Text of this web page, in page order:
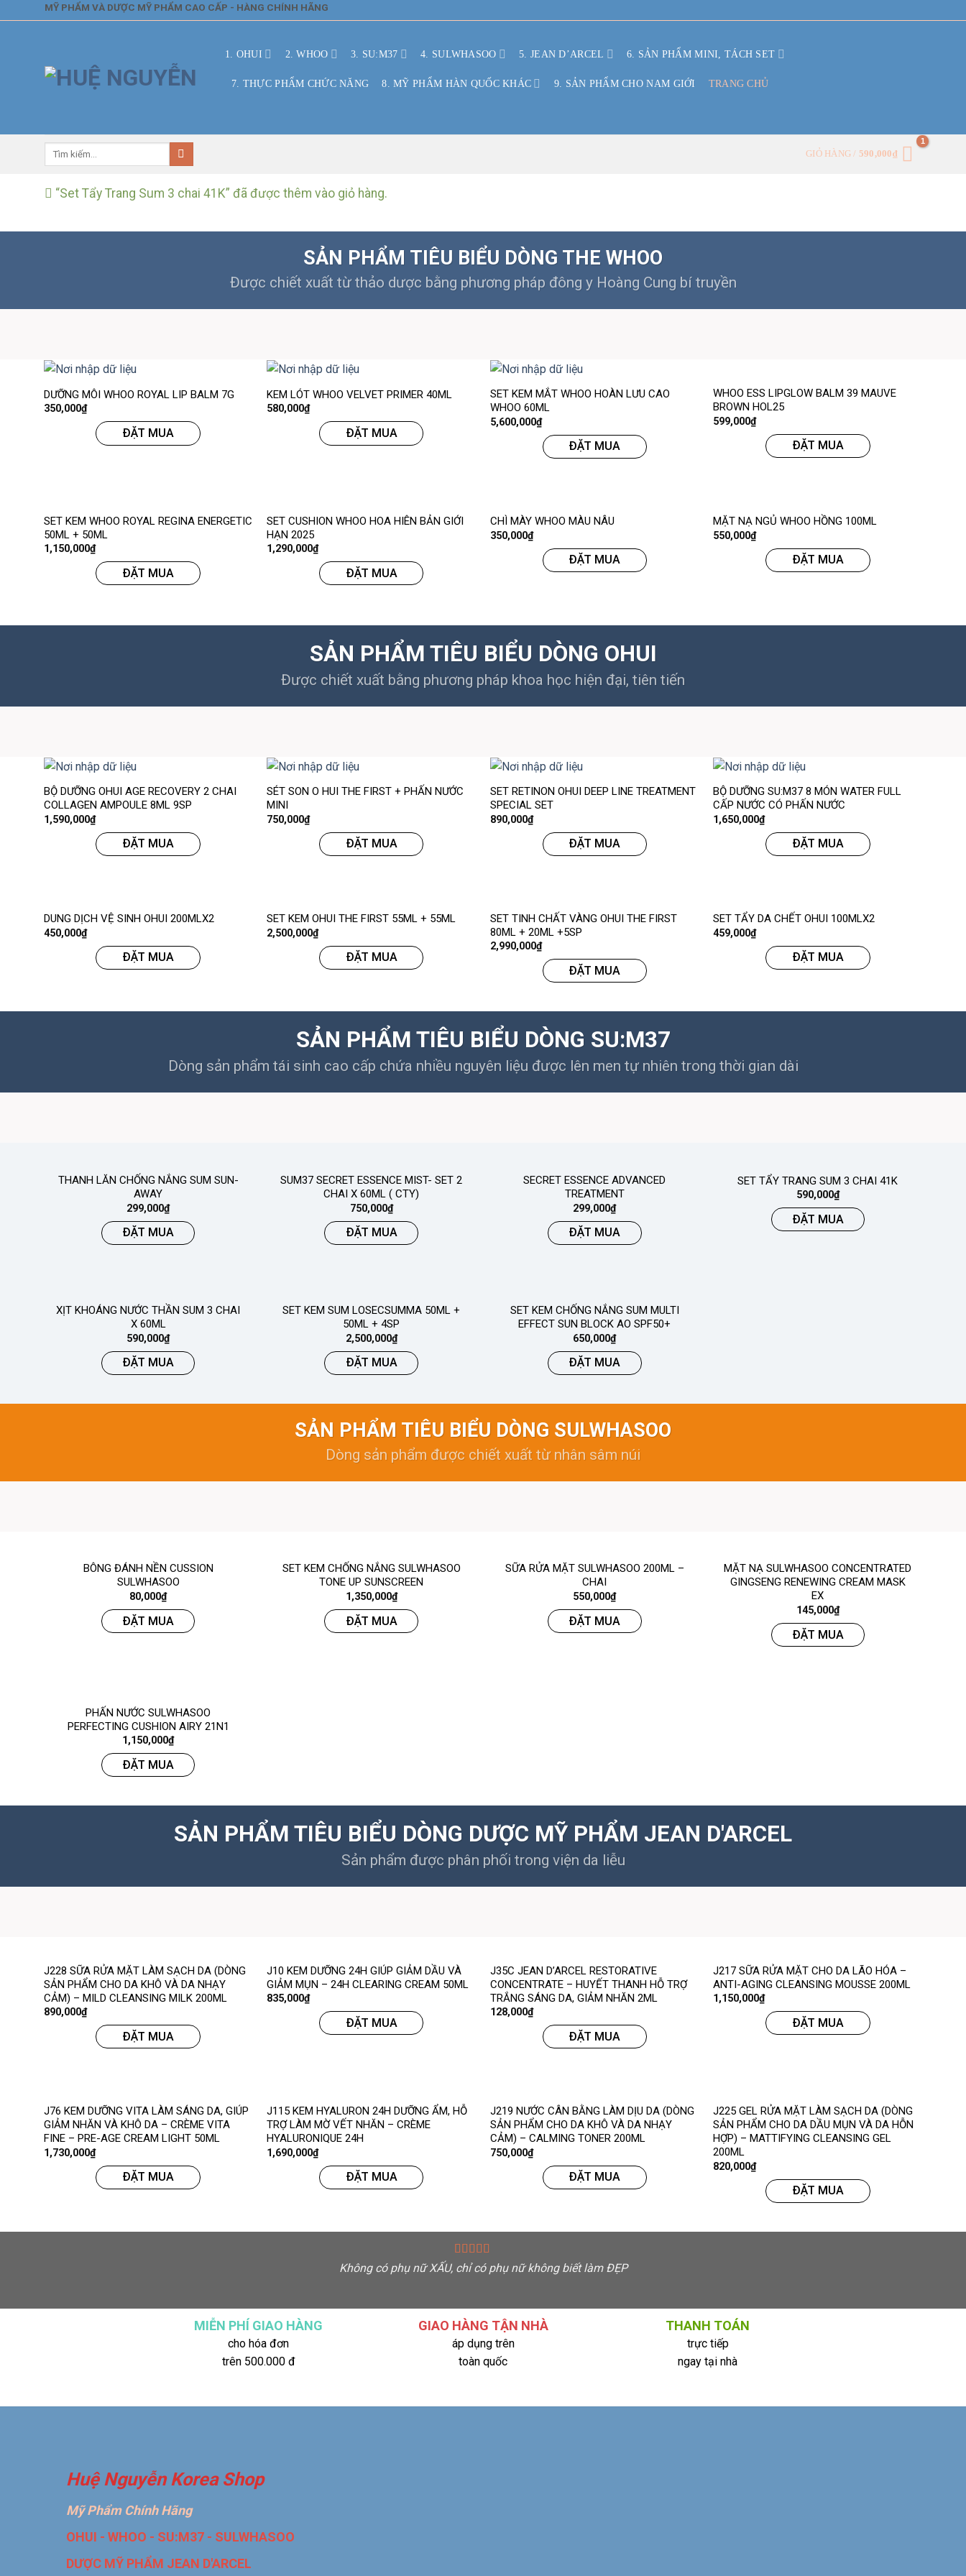
MỸ PHẨM VÀ DƯỢC MỸ PHẨM CAO CẤP - HÀNG CHÍNH HÃNG
1. OHUI 2. WHOO 3. SU:M37 4. SULWHASOO 5. JEAN D’ARCEL 6. SẢN PHẨM MINI, TÁCH SET
7. THỰC PHẨM CHỨC NĂNG 8. MỸ PHẨM HÀN QUỐC KHÁC 9. SẢN PHẨM CHO NAM GIỚI TRANG CHỦ
GIỎ HÀNG / 590,000₫
“Set Tẩy Trang Sum 3 chai 41K” đã được thêm vào giỏ hàng.
SẢN PHẨM TIÊU BIỂU DÒNG THE WHOO
Được chiết xuất từ thảo dược bằng phương pháp đông y Hoàng Cung bí truyền
DƯỠNG MÔI WHOO ROYAL LIP BALM 7G
350,000₫
ĐẶT MUA
KEM LÓT WHOO VELVET PRIMER 40ML
580,000₫
ĐẶT MUA
SET KEM MẮT WHOO HOÀN LƯU CAO
WHOO 60ML
5,600,000₫
ĐẶT MUA
WHOO ESS LIPGLOW BALM 39 MAUVE
BROWN HOL25
599,000₫
ĐẶT MUA
SET KEM WHOO ROYAL REGINA ENERGETIC
50ML + 50ML
1,150,000₫
ĐẶT MUA
SET CUSHION WHOO HOA HIÊN BẢN GIỚI
HẠN 2025
1,290,000₫
ĐẶT MUA
CHÌ MÀY WHOO MÀU NÂU
350,000₫
ĐẶT MUA
MẶT NẠ NGỦ WHOO HỒNG 100ML
550,000₫
ĐẶT MUA
SẢN PHẨM TIÊU BIỂU DÒNG OHUI
Được chiết xuất bằng phương pháp khoa học hiện đại, tiên tiến
BỘ DƯỠNG OHUI AGE RECOVERY 2 CHAI
COLLAGEN AMPOULE 8ML 9SP
1,590,000₫
ĐẶT MUA
SÉT SON O HUI THE FIRST + PHẤN NƯỚC
MINI
750,000₫
ĐẶT MUA
SET RETINON OHUI DEEP LINE TREATMENT
SPECIAL SET
890,000₫
ĐẶT MUA
BỘ DƯỠNG SU:M37 8 MÓN WATER FULL
CẤP NƯỚC CÓ PHẤN NƯỚC
1,650,000₫
ĐẶT MUA
DUNG DỊCH VỆ SINH OHUI 200MLX2
450,000₫
ĐẶT MUA
SET KEM OHUI THE FIRST 55ML + 55ML
2,500,000₫
ĐẶT MUA
SET TINH CHẤT VÀNG OHUI THE FIRST
80ML + 20ML +5SP
2,990,000₫
ĐẶT MUA
SET TẨY DA CHẾT OHUI 100MLX2
459,000₫
ĐẶT MUA
SẢN PHẨM TIÊU BIỂU DÒNG SU:M37
Dòng sản phẩm tái sinh cao cấp chứa nhiều nguyên liệu được lên men tự nhiên trong thời gian dài
THANH LĂN CHỐNG NẮNG SUM SUN-
AWAY
299,000₫
ĐẶT MUA
SUM37 SECRET ESSENCE MIST- SET 2
CHAI X 60ML ( CTY)
750,000₫
ĐẶT MUA
SECRET ESSENCE ADVANCED
TREATMENT
299,000₫
ĐẶT MUA
SET TẨY TRANG SUM 3 CHAI 41K
590,000₫
ĐẶT MUA
XỊT KHOÁNG NƯỚC THẦN SUM 3 CHAI
X 60ML
590,000₫
ĐẶT MUA
SET KEM SUM LOSECSUMMA 50ML +
50ML + 4SP
2,500,000₫
ĐẶT MUA
SET KEM CHỐNG NẮNG SUM MULTI
EFFECT SUN BLOCK AO SPF50+
650,000₫
ĐẶT MUA
SẢN PHẨM TIÊU BIỂU DÒNG SULWHASOO
Dòng sản phẩm được chiết xuất từ nhân sâm núi
BÔNG ĐÁNH NỀN CUSSION
SULWHASOO
80,000₫
ĐẶT MUA
SET KEM CHỐNG NẮNG SULWHASOO
TONE UP SUNSCREEN
1,350,000₫
ĐẶT MUA
SỮA RỬA MẶT SULWHASOO 200ML –
CHAI
550,000₫
ĐẶT MUA
MẶT NẠ SULWHASOO CONCENTRATED
GINGSENG RENEWING CREAM MASK
EX
145,000₫
ĐẶT MUA
PHẤN NƯỚC SULWHASOO
PERFECTING CUSHION AIRY 21N1
1,150,000₫
ĐẶT MUA
SẢN PHẨM TIÊU BIỂU DÒNG DƯỢC MỸ PHẨM JEAN D'ARCEL
Sản phẩm được phân phối trong viện da liễu
J228 SỮA RỬA MẶT LÀM SẠCH DA (DÒNG
SẢN PHẨM CHO DA KHÔ VÀ DA NHẠY
CẢM) – MILD CLEANSING MILK 200ML
890,000₫
ĐẶT MUA
J10 KEM DƯỠNG 24H GIÚP GIẢM DẦU VÀ
GIẢM MỤN – 24H CLEARING CREAM 50ML
835,000₫
ĐẶT MUA
J35C JEAN D’ARCEL RESTORATIVE
CONCENTRATE – HUYẾT THANH HỖ TRỢ
TRẮNG SÁNG DA, GIẢM NHĂN 2ML
128,000₫
ĐẶT MUA
J217 SỮA RỬA MẶT CHO DA LÃO HÓA –
ANTI-AGING CLEANSING MOUSSE 200ML
1,150,000₫
ĐẶT MUA
J76 KEM DƯỠNG VITA LÀM SÁNG DA, GIÚP
GIẢM NHĂN VÀ KHÔ DA – CRÈME VITA
FINE – PRE-AGE CREAM LIGHT 50ML
1,730,000₫
ĐẶT MUA
J115 KEM HYALURON 24H DƯỠNG ẨM, HỖ
TRỢ LÀM MỜ VẾT NHĂN – CRÈME
HYALURONIQUE 24H
1,690,000₫
ĐẶT MUA
J219 NƯỚC CÂN BẰNG LÀM DỊU DA (DÒNG
SẢN PHẨM CHO DA KHÔ VÀ DA NHẠY
CẢM) – CALMING TONER 200ML
750,000₫
ĐẶT MUA
J225 GEL RỬA MẶT LÀM SẠCH DA (DÒNG
SẢN PHẨM CHO DA DẦU MỤN VÀ DA HỖN
HỢP) – MATTIFYING CLEANSING GEL
200ML
820,000₫
ĐẶT MUA
Không có phụ nữ XẤU, chỉ có phụ nữ không biết làm ĐẸP
MIỄN PHÍ GIAO HÀNG
cho hóa đơn
trên 500.000 đ
GIAO HÀNG TẬN NHÀ
áp dụng trên
toàn quốc
THANH TOÁN
trực tiếp
ngay tại nhà
Huệ Nguyễn Korea Shop
Mỹ Phẩm Chính Hãng
OHUI - WHOO - SU:M37 - SULWHASOO
DƯỢC MỸ PHẨM JEAN D'ARCEL